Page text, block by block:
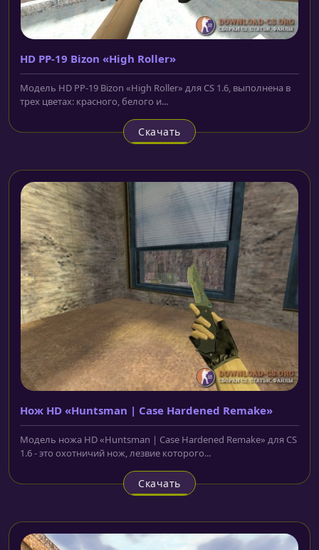
HD PP-19 Bizon «High Roller»
Модель HD PP-19 Bizon «High Roller» для CS 1.6, выполнена в
трех цветах: красного, белого и...
Скачать
Нож HD «Huntsman | Case Hardened Remake»
Модель ножа HD «Huntsman | Case Hardened Remake» для CS
1.6 - это охотничий нож, лезвие которого...
Скачать